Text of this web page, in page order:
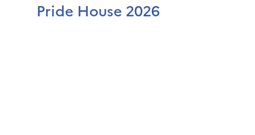
Pride House 2026